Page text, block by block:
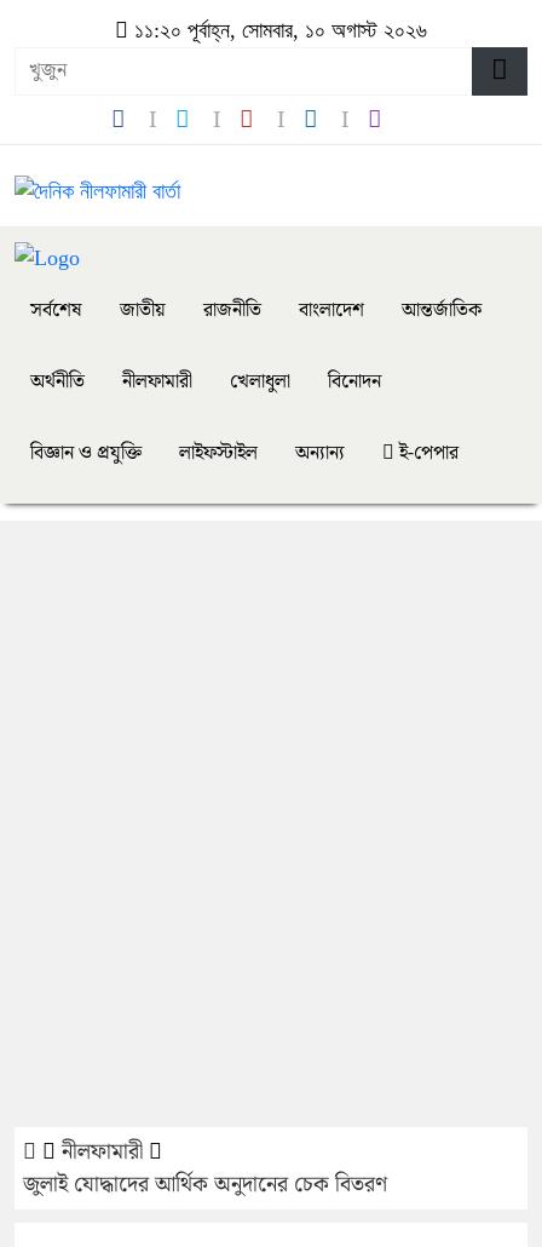
১১:২০ পূর্বাহ্ন, সোমবার, ১০ অগাস্ট ২০২৬
সর্বশেষ জাতীয় রাজনীতি বাংলাদেশ আন্তর্জাতিক
অর্থনীতি নীলফামারী খেলাধুলা বিনোদন
বিজ্ঞান ও প্রযুক্তি লাইফস্টাইল অন্যান্য ই-পেপার
নীলফামারী
জুলাই যোদ্ধাদের আর্থিক অনুদানের চেক বিতরণ